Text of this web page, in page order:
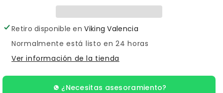
ECO
100%
Cubre
Clipcord
ECO
100%
Retiro disponible enViking Valencia
Normalmente está listo en 24 horas
Ver información de la tienda
¿Necesitas asesoramiento?